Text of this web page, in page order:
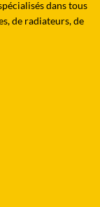
dans tous
de radiateurs, de